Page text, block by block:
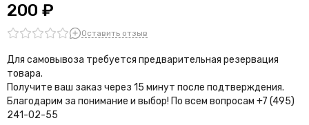
200 ₽
Оставить отзыв
Для самовывоза требуется предварительная резервация
товара.
Получите ваш заказ через 15 минут после подтверждения.
Благодарим за понимание и выбор! По всем вопросам +7 (495)
241-02-55